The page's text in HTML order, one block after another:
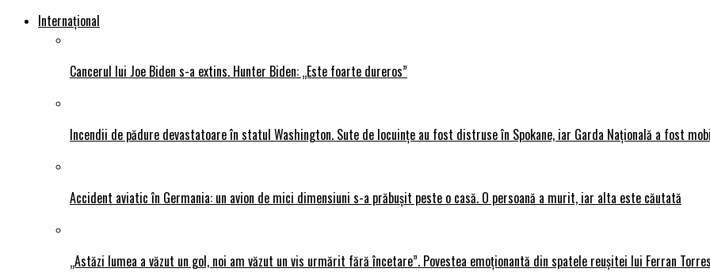
Internațional
Cancerul lui Joe Biden s-a extins. Hunter Biden: „Este foarte dureros”
Incendii de pădure devastatoare în statul Washington. Sute de locuințe au fost distruse în Spokane, iar Garda Națională a fost
Accident aviatic în Germania: un avion de mici dimensiuni s-a prăbușit peste o casă. O persoană a murit, iar alta este căutată
„Astăzi lumea a văzut un gol, noi am văzut un vis urmărit fără încetare”. Povestea emoționantă din spatele reușitei lui Ferran